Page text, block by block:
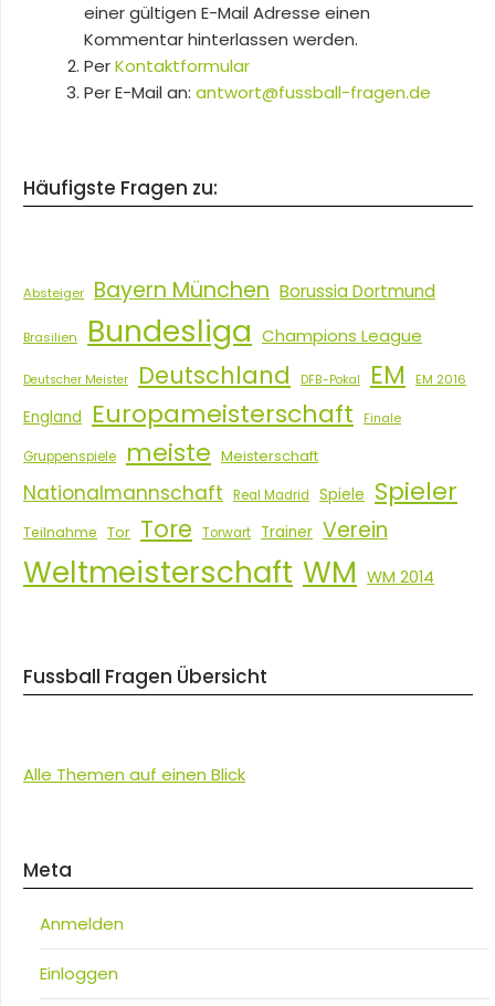
einer gültigen E-Mail Adresse einen
Kommentar hinterlassen werden.
PerKontaktformular
Per E-Mail an: antwort@fussball-fragen.de
Häufigste Fragen zu:
Absteiger Bayern München Borussia Dortmund
Brasilien Bundesliga Champions League
Deutscher Meister Deutschland DFB-Pokal EM EM 2016
England Europameisterschaft Finale
Gruppenspiele meiste Meisterschaft
Nationalmannschaft Real Madrid Spiele Spieler
Teilnahme Tor Tore Torwart Trainer Verein
Weltmeisterschaft WM WM 2014
Fussball Fragen Übersicht
Alle Themen auf einen Blick
Meta
Anmelden
Einloggen